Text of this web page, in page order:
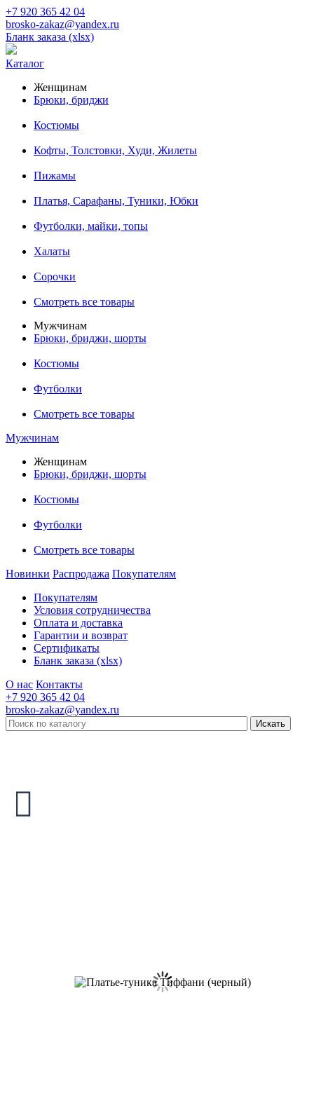
+7 920 365 42 04
brosko-zakaz@yandex.ru
Бланк заказа (xlsx)
Каталог
Женщинам
Брюки, бриджи
Костюмы
Кофты, Толстовки, Худи, Жилеты
Пижамы
Платья, Сарафаны, Туники, Юбки
Футболки, майки, топы
Халаты
Сорочки
Смотреть все товары
Мужчинам
Брюки, бриджи, шорты
Костюмы
Футболки
Смотреть все товары
Мужчинам
Женщинам
Брюки, бриджи, шорты
Костюмы
Футболки
Смотреть все товары
Новинки Распродажа Покупателям
Покупателям
Условия сотрудничества
Оплата и доставка
Гарантии и возврат
Сертификаты
Бланк заказа (xlsx)
О нас Контакты
+7 920 365 42 04
brosko-zakaz@yandex.ru